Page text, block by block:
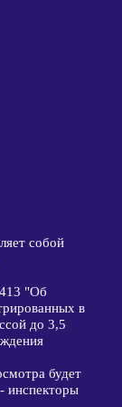
собой
"Об
в
до 3,5
будет
инспекторы